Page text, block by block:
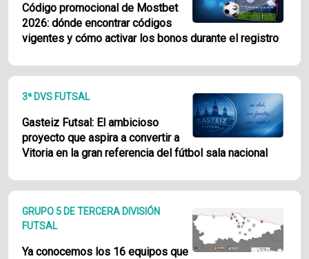
Código promocional de Mostbet
2026: dónde encontrar códigos
vigentes y cómo activar los bonos durante el registro
3ª DVS FUTSAL
Gasteiz Futsal: El ambicioso
proyecto que aspira a convertir a
Vitoria en la gran referencia del fútbol sala nacional
GRUPO 5 DE TERCERA DIVISIÓN
FUTSAL
Ya conocemos los 16 equipos que